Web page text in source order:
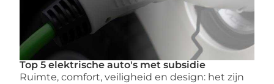
Top 5 elektrische auto's met subsidie
Ruimte, comfort, veiligheid en design: het zijn